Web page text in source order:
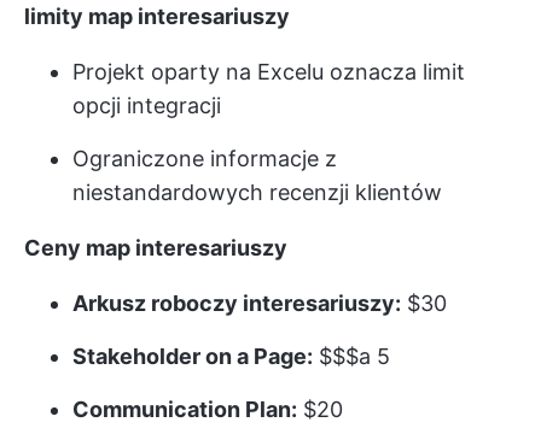
limity map interesariuszy
Projekt oparty na Excelu oznacza limit
opcji integracji
Ograniczone informacje z
niestandardowych recenzji klientów
Ceny map interesariuszy
Arkusz roboczy interesariuszy: $30
Stakeholder on a Page: $$$a 5
Communication Plan: $20